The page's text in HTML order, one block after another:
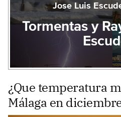
Jose Luis
Tormentas y
¿Que temperatura
Málaga en